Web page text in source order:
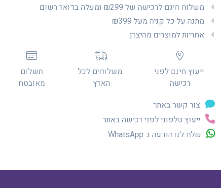
משלוח חינם לרכישה של ₪299 ומעלה בדואר רשום
מתנה על כל קניה מעל ₪399
אחריות למוצרים מהיצרן
ייעוץ חינם לפני
רכישה
משלוחים לכל
הארץ
תשלום
מאובטח
צור קשר באתר
ייעוץ טלפוני לפני רכישה באתר
שלח לנו הודעה ב WhatsApp